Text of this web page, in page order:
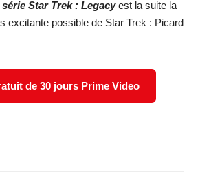
série Star Trek : Legacyest la suite la
excitante possible de Star Trek : Picard
de 30 jours Prime Video